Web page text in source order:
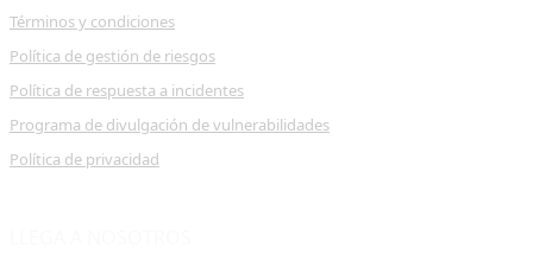
Términos y condiciones
Política de gestión de riesgos
Política de respuesta a incidentes
Programa de divulgación de vulnerabilidades
Política de privacidad